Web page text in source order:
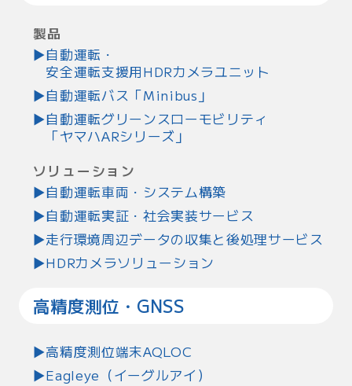
製品
自動運転・
安全運転支援用HDRカメラユニット
自動運転バス「Minibus」
自動運転グリーンスローモビリティ
「ヤマハARシリーズ」
ソリューション
自動運転車両・システム構築
自動運転実証・社会実装サービス
走行環境周辺データの収集と後処理サービス
HDRカメラソリューション
高精度測位・GNSS
高精度測位端末AQLOC
Eagleye（イーグルアイ）